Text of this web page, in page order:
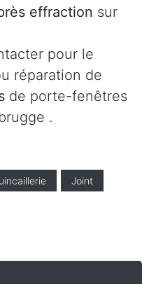
effraction sur
pour le
réparation de
de porte-fenêtres
.
Joint